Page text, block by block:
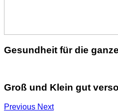
Gesundheit für die
Groß und Klein gut
Previous Next